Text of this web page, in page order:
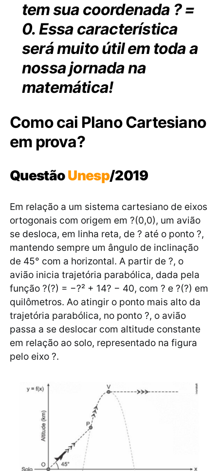
tem sua coordenada ? =
0. Essa característica
será muito útil em toda a
nossa jornada na
matemática!
Como cai Plano Cartesiano
em prova?
QuestãoUnesp/2019
Em relação a um sistema cartesiano de eixos
ortogonais com origem em ?(0,0), um avião
se desloca, em linha reta, de ? até o ponto ?,
mantendo sempre um ângulo de inclinação
de 45° com a horizontal. A partir de ?, o
avião inicia trajetória parabólica, dada pela
função ?(?) = −?² + 14? − 40, com ? e ?(?) em
quilômetros. Ao atingir o ponto mais alto da
trajetória parabólica, no ponto ?, o avião
passa a se deslocar com altitude constante
em relação ao solo, representado na figura
pelo eixo ?.